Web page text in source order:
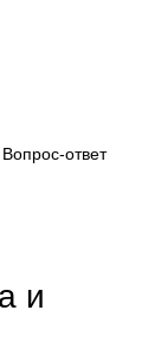
Вопрос-ответ
и